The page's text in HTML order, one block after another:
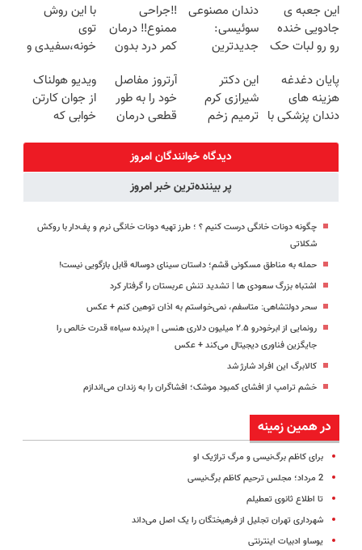
روزه ساخت!
برگردون
(40%off)
این جعبه ی
جادویی خنده
رو رو لبات حک
خرید40%تخفیف
دندان مصنوعی
سوئیسی:
جدیدترین
سبک و مقاوم |
پرداخت قسطی
‼️جراحی
ممنوع‼️ درمان
کمر درد بدون
نقاهت
با این روش
توی
خونه،سفیدی و
برگردون(40%off)
پایان دغدغه
هزینه های
دندان پزشکی با
این دکتر
شیرازی کرم
ترمیم زخم
ساخت!!!
آرتروز مفاصل
خود را به طور
قطعی درمان
◗پرسش‌نامه◖
ویدیو هولناک
از جوان کارتن
خوابی که
دیدگاه خوانندگان امروز
پر بیننده‌ترین خبر امروز
چگونه دونات خانگی درست کنیم ؟ ؛ طرز تهیه دونات خانگی نرم و پف‌دار با روکش
شکلاتی
حمله به مناطق مسکونی قشم؛ داستان سینای دوساله قابل بازگویی نیست!
اشتباه بزرگ سعودی ها | تشدید تنش عربستان را گرفتار کرد
سحر دولتشاهی: متاسفم، نمی‌خواستم به اذان توهین کنم +‌ عکس
رونمایی از ابرخودرو ۲.۵ میلیون دلاری هنسی | «پرنده سیاه» قدرت خالص را
جایگزین فناوری دیجیتال می‌کند + عکس
کالابرگ این افراد شارژ شد
خشم ترامپ از افشای کمبود موشک؛ افشاگران را به زندان می‌اندازم
در همین زمینه
برای کاظم برگ‌نیسی و مرگ تراژیک او
2 مرداد؛ مجلس ترحیم کاظم برگ‌نیسی
تا اطلاع ثانوی تعطیلم
شهرداری تهران تجلیل از فرهیختگان را یک اصل می‌داند
یوساو ادبیات اینترنتی